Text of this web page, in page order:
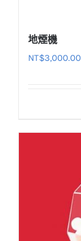
地煙機
NT$3,000.00